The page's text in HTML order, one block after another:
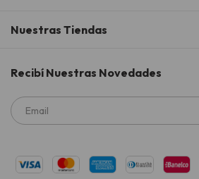
Nuestras Tiendas
Recibí Nuestras Novedades